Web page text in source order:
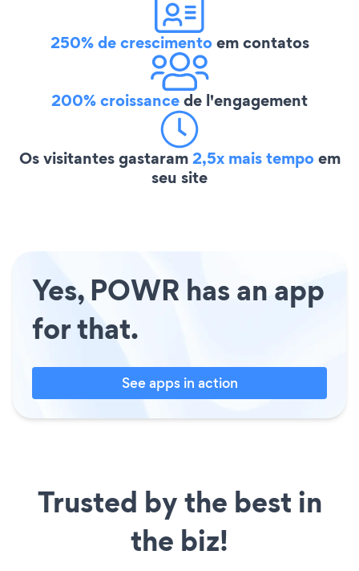
250% de crescimentoem contatos
200% croissancede l'engagement
Os visitantes gastaram2,5x mais tempoem
seu site
Yes, POWR has an app
for that.
See apps in action
Trusted by the best in
the biz!